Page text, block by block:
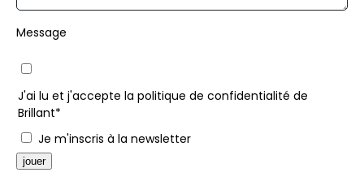
Message
J'ai lu et j'accepte la politique de confidentialité de
Brillant*
Je m'inscris à la newsletter
jouer